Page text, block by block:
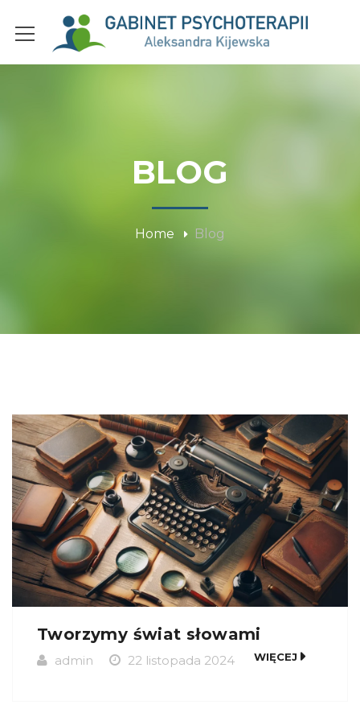
BLOG
Home Blog
Tworzymy świat słowami
admin 22 listopada 2024 WIĘCEJ